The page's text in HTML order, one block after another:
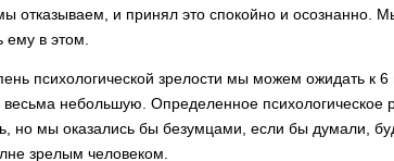
отказываем, и принял это спокойно и осознанно.
ему в этом.
психологической зрелости мы можем ожидать к
небольшую. Определенное психологическое
но мы оказались бы безумцами, если бы думали,
зрелым человеком.